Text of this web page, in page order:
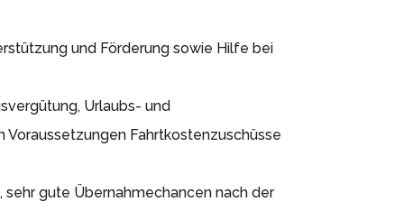
und Förderung sowie Hilfe bei
Urlaubs- und
Fahrtkostenzuschüsse
gute Übernahmechancen nach der